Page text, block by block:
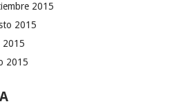
2015
2015
2015
2015